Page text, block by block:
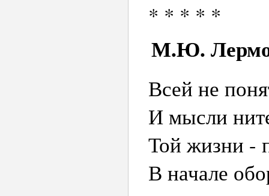
* * * * *
М.Ю.
Всей не
И мысли
Той жизни -
В начале